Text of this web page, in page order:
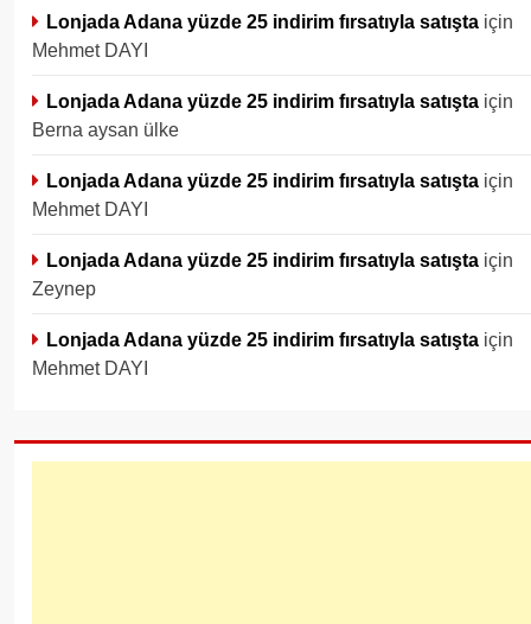
Lonjada Adana yüzde 25 indirim fırsatıyla satışta için
Mehmet DAYI
Lonjada Adana yüzde 25 indirim fırsatıyla satışta için
Berna aysan ülke
Lonjada Adana yüzde 25 indirim fırsatıyla satışta için
Mehmet DAYI
Lonjada Adana yüzde 25 indirim fırsatıyla satışta için
Zeynep
Lonjada Adana yüzde 25 indirim fırsatıyla satışta için
Mehmet DAYI